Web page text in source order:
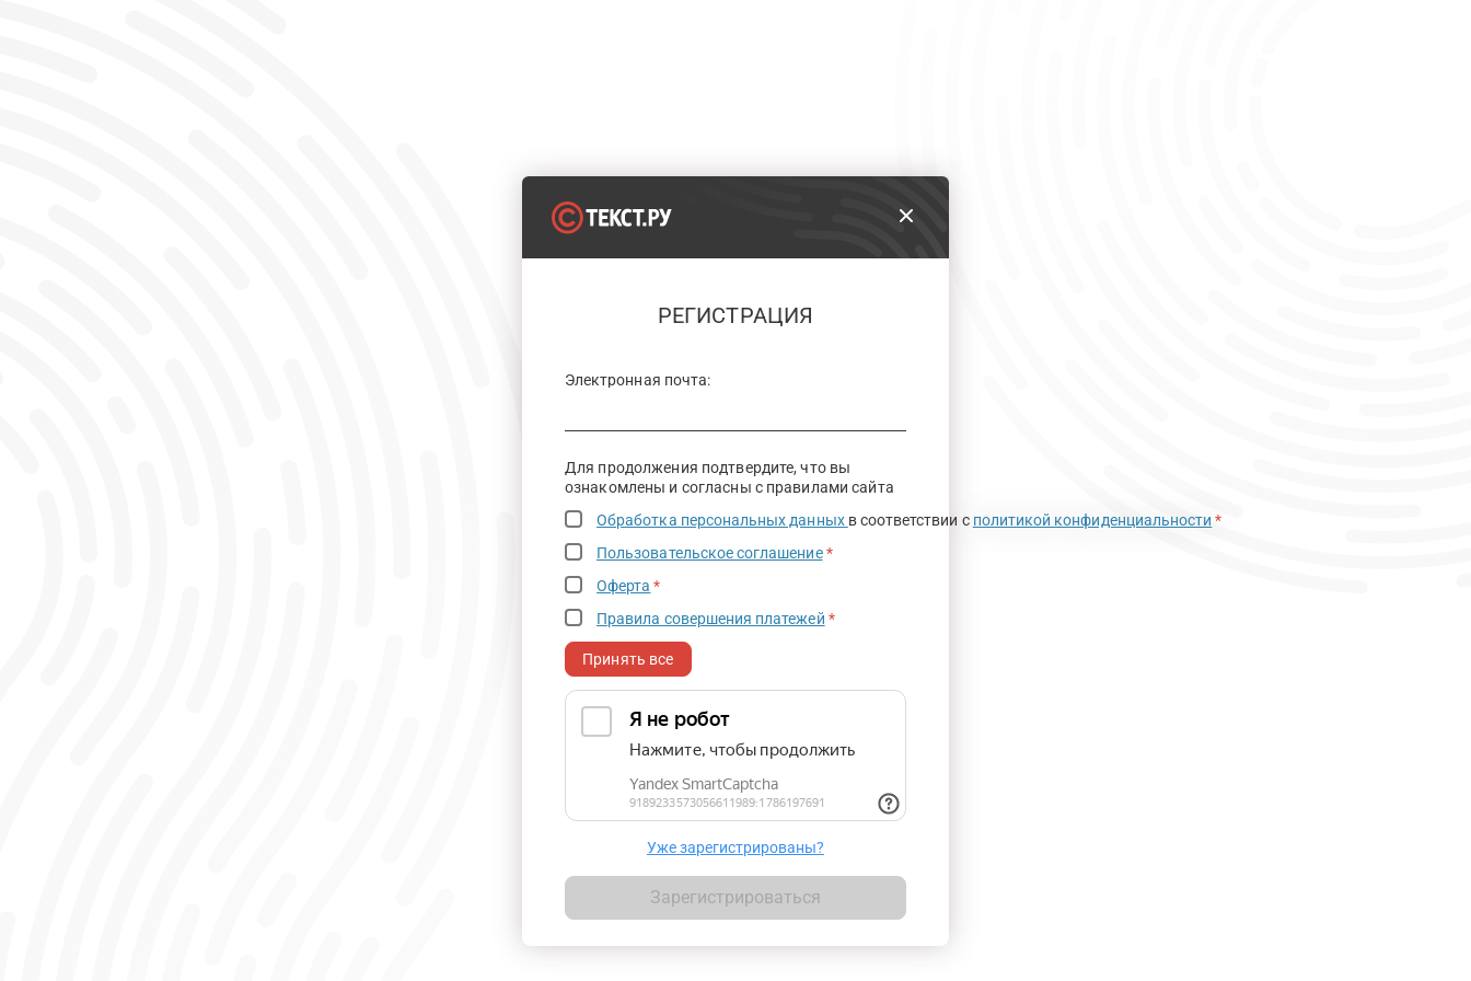
РЕГИСТРАЦИЯ
Электронная почта:
Для продолжения подтвердите, что вы
ознакомлены и согласны с правилами сайта
Обработка персональных данных в соответствии с политикой конфиденциальности *
Пользовательское соглашение *
Оферта *
Правила совершения платежей *
Принять все
Уже зарегистрированы?
Зарегистрироваться